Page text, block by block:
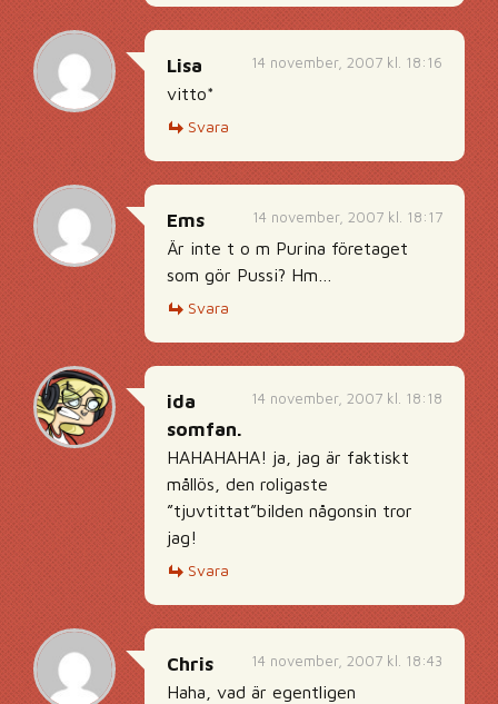
14 november, 2007 kl. 18:16
Lisa
vitto*
Svara
14 november, 2007 kl. 18:17
Ems
Är inte t o m Purina företaget
som gör Pussi? Hm…
Svara
14 november, 2007 kl. 18:18
ida
somfan.
HAHAHAHA! ja, jag är faktiskt
mållös, den roligaste
”tjuvtittat”bilden någonsin tror
jag!
Svara
14 november, 2007 kl. 18:43
Chris
Haha, vad är egentligen